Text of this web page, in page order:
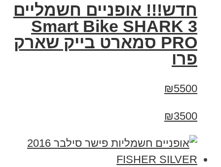
חדש!!! אופניים חשמליים
Smart Bike SHARK 3
PRO סמארט בייק שארק
פרו
₪5500
₪3500